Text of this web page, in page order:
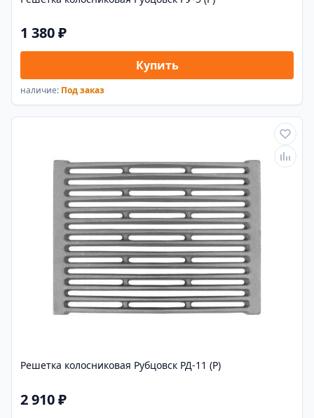
1 380 ₽
Купить
наличие: Под заказ
Решетка колосниковая Рубцовск РД-11 (Р)
2 910 ₽